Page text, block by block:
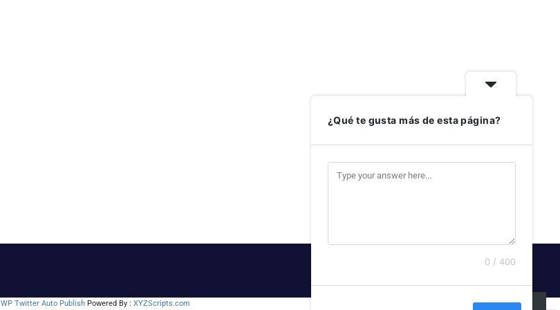
WP Twitter Auto Publish Powered By : XYZScripts.com
¿Qué te gusta más de esta página?
0 / 400